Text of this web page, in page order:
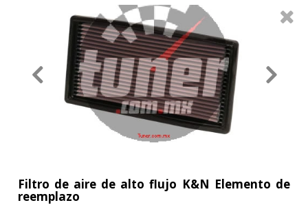
About
Services
Productos Filtros 0
Filtro de aire de alto flujo K&N Elemento de
reemplazo